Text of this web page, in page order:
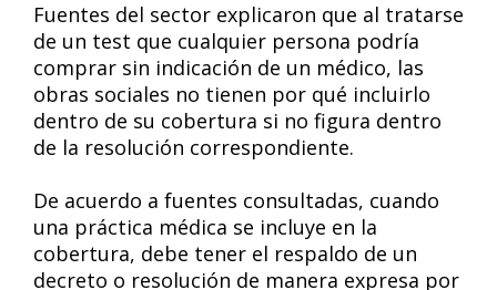
Fuentes del sector explicaron que al tratarse
de un test que cualquier persona podría
comprar sin indicación de un médico, las
obras sociales no tienen por qué incluirlo
dentro de su cobertura si no figura dentro
de la resolución correspondiente.
De acuerdo a fuentes consultadas, cuando
una práctica médica se incluye en la
cobertura, debe tener el respaldo de un
decreto o resolución de manera expresa por